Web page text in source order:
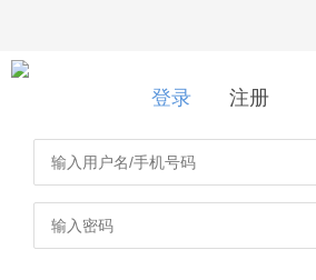
登录 注册